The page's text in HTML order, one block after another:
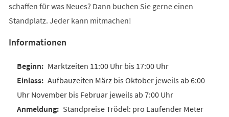
schaffen für was Neues? Dann buchen Sie gerne einen
Standplatz. Jeder kann mitmachen!
Informationen
Marktzeiten 11:00 Uhr bis 17:00 Uhr
Aufbauzeiten März bis Oktober jeweils ab 6:00
Uhr November bis Februar jeweils ab 7:00 Uhr
Standpreise Trödel: pro Laufender Meter